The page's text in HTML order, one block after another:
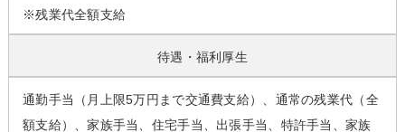
※残業代全額支給
待遇・福利厚生
通勤手当（月上限5万円まで交通費支給）、通常の残業代（全
額支給）、家族手当、住宅手当、出張手当、特許手当、家族